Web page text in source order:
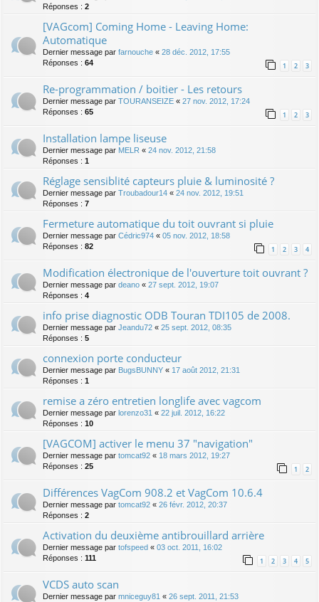
Réponses : 2
[VAGcom] Coming Home - Leaving Home:
Automatique
Dernier message par farnouche « 28 déc. 2012, 17:55
Réponses : 64 1 2 3
Re-programmation / boitier - Les retours
Dernier message par TOURANSEIZE « 27 nov. 2012, 17:24
Réponses : 65 1 2 3
Installation lampe liseuse
Dernier message par MELR « 24 nov. 2012, 21:58
Réponses : 1
Réglage sensiblité capteurs pluie & luminosité ?
Dernier message par Troubadour14 « 24 nov. 2012, 19:51
Réponses : 7
Fermeture automatique du toit ouvrant si pluie
Dernier message par Cédric974 « 05 nov. 2012, 18:58
Réponses : 82 1 2 3 4
Modification électronique de l'ouverture toit ouvrant ?
Dernier message par deano « 27 sept. 2012, 19:07
Réponses : 4
info prise diagnostic ODB Touran TDI105 de 2008.
Dernier message par Jeandu72 « 25 sept. 2012, 08:35
Réponses : 5
connexion porte conducteur
Dernier message par BugsBUNNY « 17 août 2012, 21:31
Réponses : 1
remise a zéro entretien longlife avec vagcom
Dernier message par lorenzo31 « 22 juil. 2012, 16:22
Réponses : 10
[VAGCOM] activer le menu 37 "navigation"
Dernier message par tomcat92 « 18 mars 2012, 19:27
Réponses : 25 1 2
Différences VagCom 908.2 et VagCom 10.6.4
Dernier message par tomcat92 « 26 févr. 2012, 20:37
Réponses : 2
Activation du deuxième antibrouillard arrière
Dernier message par tofspeed « 03 oct. 2011, 16:02
Réponses : 111 1 2 3 4 5
VCDS auto scan
Dernier message par mniceguy81 « 26 sept. 2011, 21:53